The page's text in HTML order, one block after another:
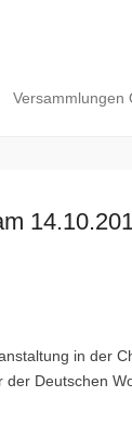
Versammlungen
in der
Deutschen